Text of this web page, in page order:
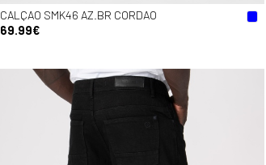
CALÇAO SMK46 AZ.BR CORDAO
69.99€